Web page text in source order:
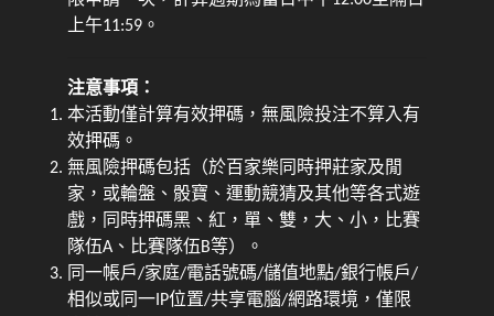
上午11:59。
注意事項：
本活動僅計算有效押碼，無風險投注不算入有
效押碼。
無風險押碼包括（於百家樂同時押莊家及閒
家，或輪盤、骰寶、運動競猜及其他等各式遊
戲，同時押碼黑、紅，單、雙，大、小，比賽
隊伍A、比賽隊伍B等）。
同一帳戶/家庭/電話號碼/儲值地點/銀行帳戶/
相似或同一IP位置/共享電腦/網路環境，僅限